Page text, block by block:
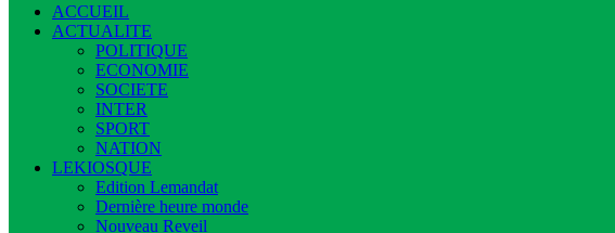
ACCUEIL
ACTUALITE
POLITIQUE
ECONOMIE
SOCIETE
INTER
SPORT
NATION
LEKIOSQUE
Edition Lemandat
Dernière heure monde
Nouveau Reveil